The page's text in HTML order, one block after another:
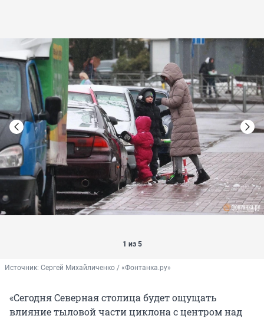
1 из 5
Источник: Сергей Михайличенко / «Фонтанка.ру»
«Сегодня Северная столица будет ощущать
влияние тыловой части циклона с центром над